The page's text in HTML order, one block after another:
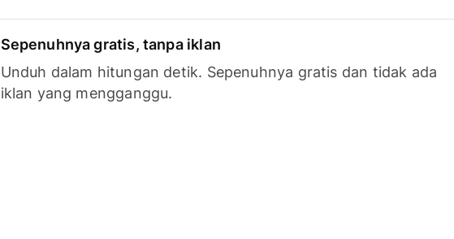
Sepenuhnya gratis, tanpa iklan
Unduh dalam hitungan detik. Sepenuhnya gratis dan tidak ada
iklan yang mengganggu.